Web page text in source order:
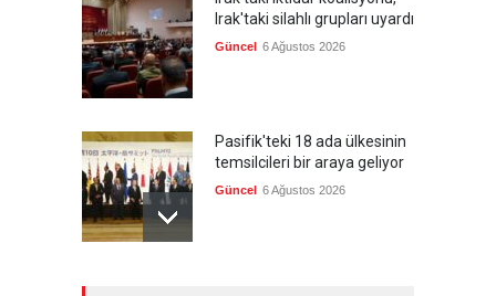
Irak'taki silahlı grupları uyardı
Güncel 6 Ağustos 2026
Pasifik'teki 18 ada ülkesinin
temsilcileri bir araya geliyor
Güncel 6 Ağustos 2026